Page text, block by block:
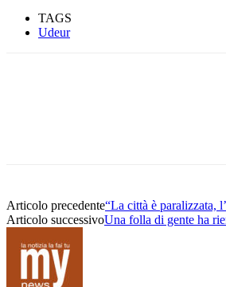
TAGS
Udeur
Articolo precedente“La città è paralizzata,
Articolo successivoUna folla di gente ha